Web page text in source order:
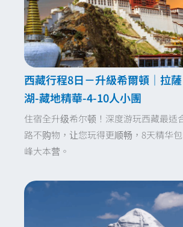
西藏行程8日－升級希爾頓｜拉
湖-藏地精華-4-10人小團
住宿全升级希尔顿！深度游玩西藏最适
路不购物，让您玩得更顺畅，8天精华
峰大本营。